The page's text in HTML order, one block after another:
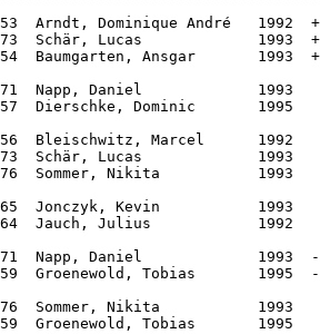
Arndt, Dominique André
Schär, Lucas             1993
Baumgarten, Ansgar
171  Napp, Daniel
Dierschke, Dominic       1995
Bleischwitz, Marcel
Schär, Lucas             1993
Sommer, Nikita
Jonczyk, Kevin
Jauch, Julius            1992
171  Napp, Daniel
Groenewold, Tobias       1995
176  Sommer, Nikita
Groenewold, Tobias       1995